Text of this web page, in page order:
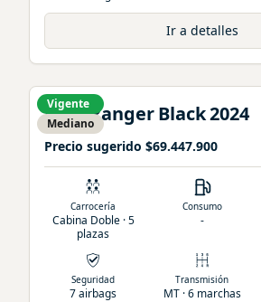
Ir a detalles
Vigente
Mediano
FordRangerBlack2024
Precio sugerido $69.447.900
Carrocería
Cabina Doble · 5
plazas
Consumo
-
Seguridad
7 airbags
Transmisión
MT · 6 marchas